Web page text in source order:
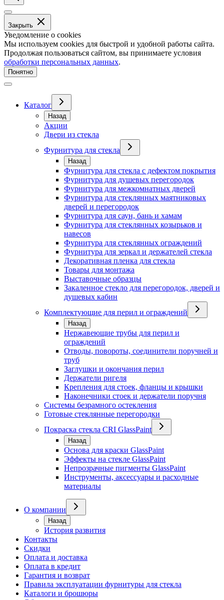
Закрыть
Уведомление о cookies
Мы используем cookies для быстрой и удобной работы сайта.
Продолжая пользоваться сайтом, вы принимаете условия
обработки персональных данных.
Понятно
Каталог
Назад
Акции
Двери из стекла
Фурнитура для стекла
Назад
Фурнитура для стекла с дефектом покрытия
Фурнитура для душевых перегородок
Фурнитура для межкомнатных дверей
Фурнитура для стеклянных маятниковых
дверей и перегородок
Фурнитура для саун, бань и хамам
Фурнитура для стеклянных козырьков и
навесов
Фурнитура для стеклянных ограждений
Фурнитура для зеркал и держателей стекла
Декоративная пленка для стекла
Товары для монтажа
Выставочные образцы
Закаленное стекло для перегородок, дверей и
душевых кабин
Комплектующие для перил и ограждений
Назад
Нержавеющие трубы для перил и
ограждений
Отводы, повороты, соединители поручней и
труб
Заглушки и окончания перил
Держатели ригеля
Крепления для стоек, фланцы и крышки
Наконечники стоек и держатели поручня
Системы безрамного остекления
Готовые стеклянные перегородки
Покраска стекла CRI GlassPaint
Назад
Основа для краски GlassPaint
Эффекты на стекле GlassPaint
Непрозрачные пигменты GlassPaint
Инструменты, аксессуары и расходные
материалы
О компании
Назад
История развития
Контакты
Скидки
Оплата и доставка
Оплата в кредит
Гарантия и возврат
Правила эксплуатации фурнитуры для стекла
Каталоги и брошюры